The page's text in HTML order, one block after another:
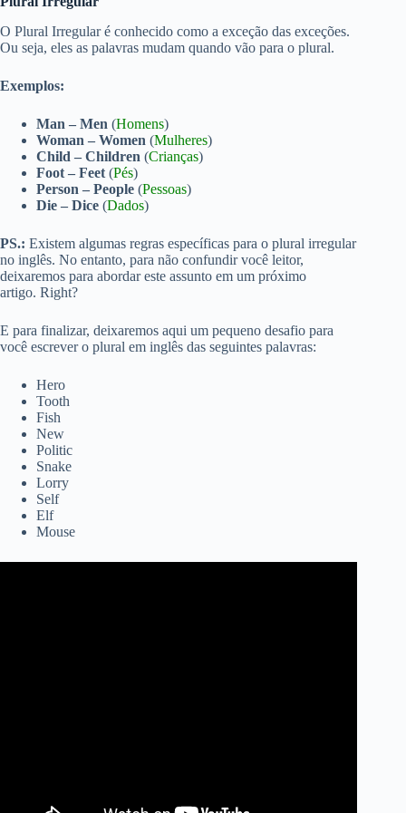
O Plural Irregular é conhecido como a exceção das exceções.
Ou seja, eles as palavras mudam quando vão para o plural.
Exemplos:
Man – Men (Homens)
Woman – Women (Mulheres)
Child – Children (Crianças)
Foot – Feet (Pés)
Person – People (Pessoas)
Die – Dice (Dados)
PS.: Existem algumas regras específicas para o plural irregular
no inglês. No entanto, para não confundir você leitor,
deixaremos para abordar este assunto em um próximo
artigo. Right?
E para finalizar, deixaremos aqui um pequeno desafio para
você escrever o plural em inglês das seguintes palavras:
Hero
Tooth
Fish
New
Politic
Snake
Lorry
Self
Elf
Mouse